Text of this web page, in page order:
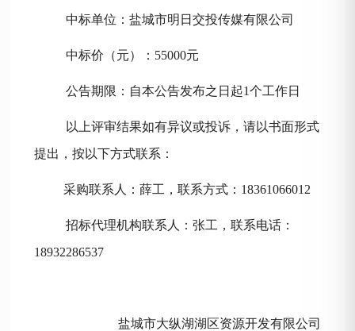
中标单位：盐城市明日交投传媒有限公司
中标价（元）： 55000元
公告期限：自本公告发布之日起1个工作日
以上评审结果如有异议或投诉，请以书面形式
提出，按以下方式联系：
采购联系人：薛工，联系方式： 18361066012
招标代理机构联系人：张工，联系电话：
18932286537
盐城市大纵湖湖区资源开发有限公司